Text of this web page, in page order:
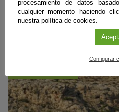
lugares abiertos y seguros, siempre
despejado.
procesamiento de datos
cualquier momento haciendo
nuestra política de cookies.
Configurar